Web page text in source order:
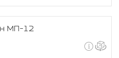
МП-12